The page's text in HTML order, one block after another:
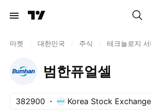
마켓 대한민국 주식 테크놀로지
범한퓨얼셀
382900 Korea Stock Exchange